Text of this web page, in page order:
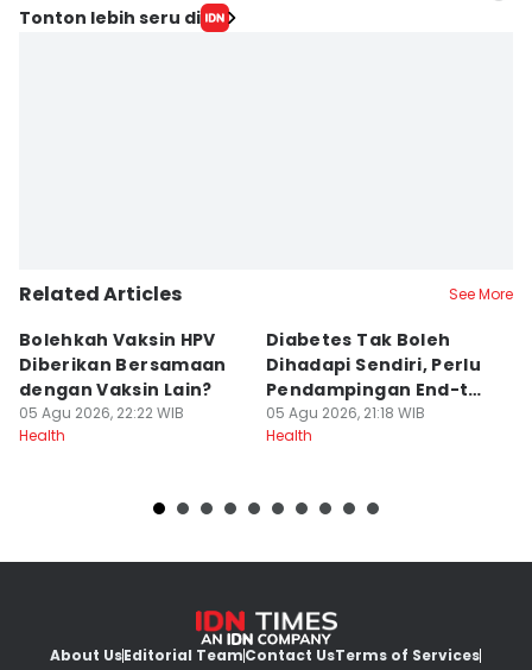
Editor
Tonton lebih seru di
Related Articles See More
Bolehkah Vaksin HPV
Diberikan Bersamaan
dengan Vaksin Lain?
05 Agu 2026, 22:22 WIB
Health
Diabetes Tak Boleh
Dihadapi Sendiri, Perlu
Pendampingan End-to-
End
05 Agu 2026, 21:18 WIB
Health
About UsEditorial TeamContact UsTerms of Services